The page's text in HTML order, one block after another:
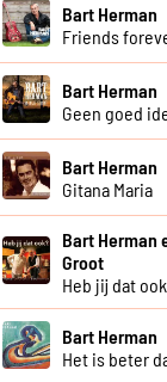
Bart Herman
Friends
Bart Herman
Geen goed
Bart Herman
Gitana Maria
Bart Herman
Groot
Heb jij dat ook
Bart Herman
Het is beter